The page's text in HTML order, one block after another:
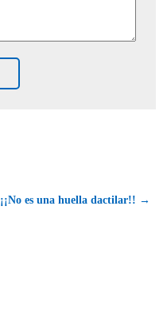
¡¡No es una huella dactilar!! →